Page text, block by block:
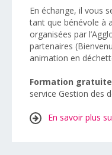
En échange, il vous
tant que bénévole à
organisées par
partenaires
animation en
Formation
service Gestion des
En savoir plus